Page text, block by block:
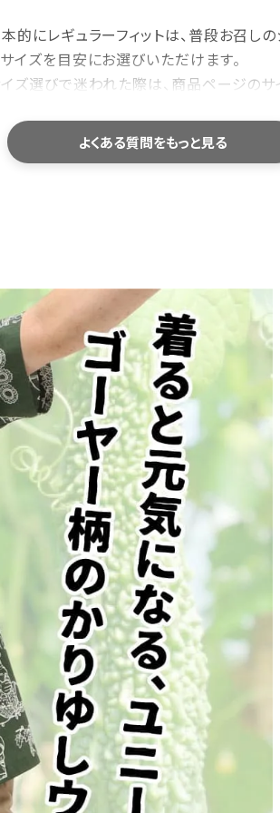
的にレギュラーフィットは、普段お召し
イズを目安にお選びいただけます。
ズ選びで迷われた際は、商品ページの
で比較していただくと、より安心してお選
。
洗濯ネットの使用をおすすめしております。
機のご使用や、濡れたまま長時間放置す
ください。洗濯後は形を整えて陰干しする
にご愛用いただけます。
ズが合わなかった場合、交換できま
用・タグ付きで、再販可能な状態の商品で
都合の場合でも交換対応を承っております
にかかる往復送料につきましては、お客
願いしております。
はどのくらいかかりますか？
ポスをご利用の場合は全国一律385円（税
便は838円（税込）、沖縄県内は471円（税
。
、16,500円（税込）以上のお買い上げで
よくある質問をもっと見る